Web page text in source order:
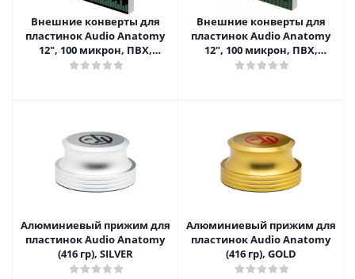
Внешние конверты для
пластинок Audio Anatomy
12", 100 микрон, ПВХ,
GATEFOLD (50 шт)
Внешние конверты для
пластинок Audio Anatomy
12", 100 микрон, ПВХ,
GATEFOLD (25 шт)
Алюминиевый прижим для
пластинок Audio Anatomy
(416 гр), SILVER
Алюминиевый прижим для
пластинок Audio Anatomy
(416 гр), GOLD